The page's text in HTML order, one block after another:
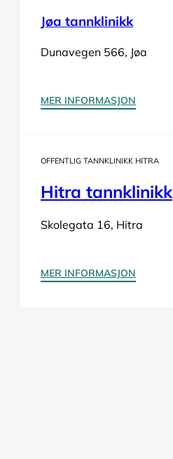
Jøa tannklinikk
Dunavegen 566, Jøa
MER INFORMASJON
OFFENTLIG TANNKLINIKK HITRA
Hitra tannklinikk
Skolegata 16, Hitra
MER INFORMASJON